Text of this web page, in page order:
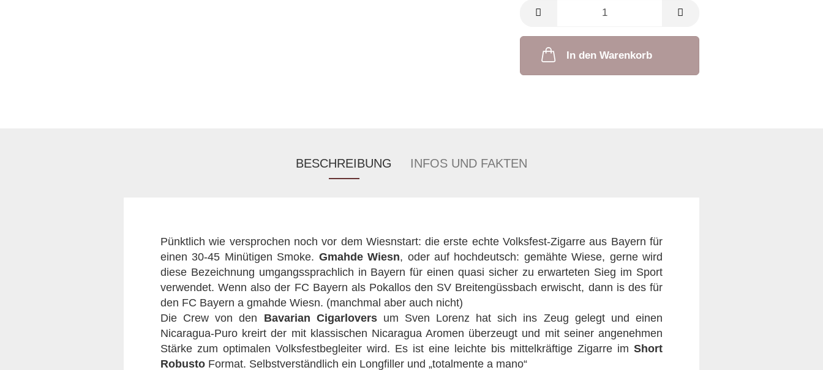
In den Warenkorb
BESCHREIBUNG INFOS UND FAKTEN
Pünktlich wie versprochen noch vor dem Wiesnstart: die erste echte Volksfest-Zigarre aus Bayern für
einen 30-45 Minütigen Smoke. Gmahde Wiesn, oder auf hochdeutsch: gemähte Wiese, gerne wird
diese Bezeichnung umgangssprachlich in Bayern für einen quasi sicher zu erwarteten Sieg im Sport
verwendet. Wenn also der FC Bayern als Pokallos den SV Breitengüssbach erwischt, dann is des für
den FC Bayern a gmahde Wiesn. (manchmal aber auch nicht)
Die Crew von den Bavarian Cigarloversum Sven Lorenz hat sich ins Zeug gelegt und einen
Nicaragua-Puro kreirt der mit klassischen Nicaragua Aromen überzeugt und mit seiner angenehmen
Stärke zum optimalen Volksfestbegleiter wird. ​Es ist eine leichte bis mittelkräftige Zigarre im Short
Robusto Format. Selbstverständlich ein Longfiller und „totalmente a mano“